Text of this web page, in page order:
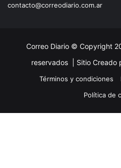
contacto@correodiario.com.ar
Correo Diario © Copyright
reservados | Sitio
Términos y condiciones
Política de